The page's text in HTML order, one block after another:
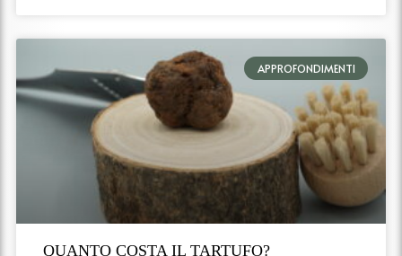
APPROFONDIMENTI
QUANTO COSTA IL TARTUFO?